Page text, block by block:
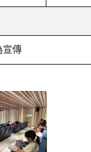
宣傳